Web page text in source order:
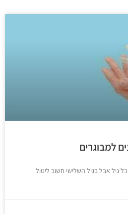
למבוגרים
גיל אבל בגיל השלישי חשוב ליטול